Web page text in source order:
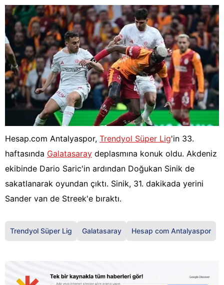
Hesap.com Antalyaspor, Trendyol Süper Lig'in 33.
haftasında Galatasaray deplasmına konuk oldu. Akdeniz
ekibinde Dario Saric'in ardından Doğukan Sinik de
sakatlanarak oyundan çıktı. Sinik, 31. dakikada yerini
Sander van de Streek'e bıraktı.
Trendyol Süper Lig Galatasaray Hesap com Antalyaspor